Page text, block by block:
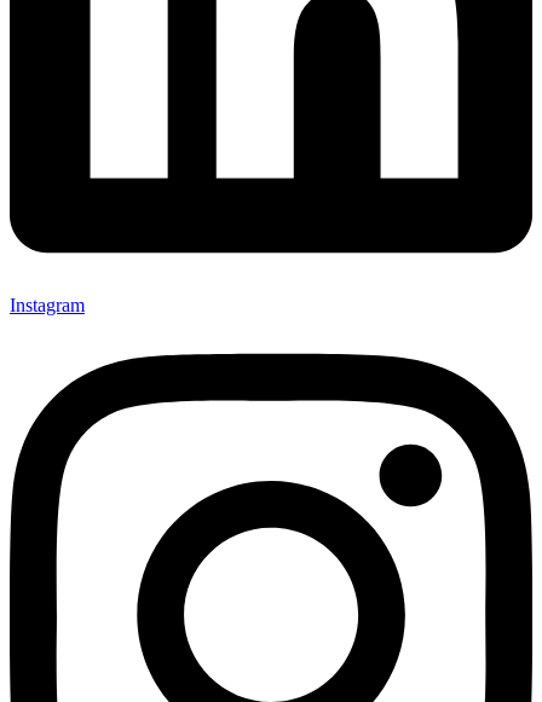
Instagram